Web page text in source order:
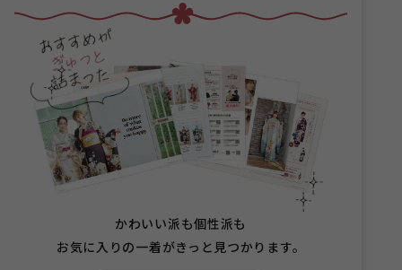
かわいい派も個性派も
お気に入りの一着がきっと見つかります。